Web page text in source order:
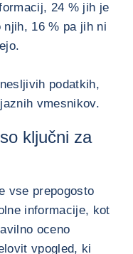
24 % jih je
njih, 16 % pa jih ni
podatkih,
vmesnikov.
ključni za
vse prepogosto
informacije, kot
oceno
vpogled, ki